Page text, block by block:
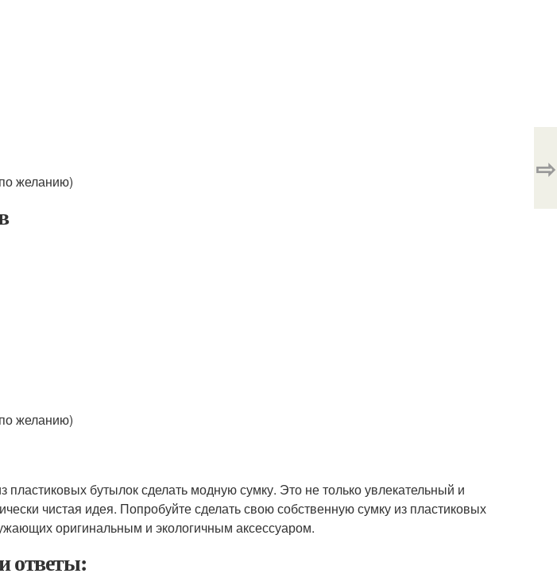
желанию)
желанию)
пластиковых бутылок сделать модную сумку. Это не только увлекательный и
чистая идея. Попробуйте сделать свою собственную сумку из пластиковых
оригинальным и экологичным аксессуаром.
ответы:
⇨